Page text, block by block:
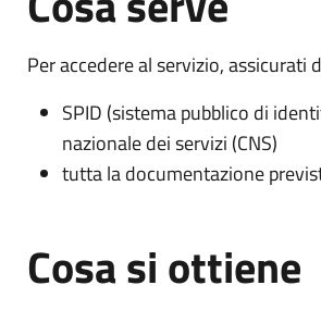
Per accedere al servizio, assicurati
SPID (sistema pubblico di
nazionale dei servizi (CNS)
tutta la documentazione
Cosa si ottiene